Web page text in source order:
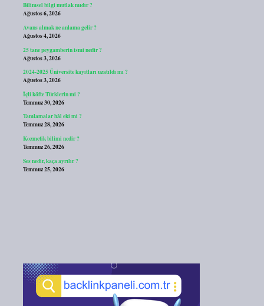
Bilimsel bilgi mutlak mıdır ?
Ağustos 6, 2026
Avans almak ne anlama gelir ?
Ağustos 4, 2026
25 tane peygamberin ismi nedir ?
Ağustos 3, 2026
2024-2025 Üniversite kayıtları uzatıldı mı ?
Ağustos 3, 2026
İçli köfte Türklerin mi ?
Temmuz 30, 2026
Tamlamalar hâl eki mi ?
Temmuz 28, 2026
Kozmetik bilimi nedir ?
Temmuz 26, 2026
Ses nedir, kaça ayrılır ?
Temmuz 25, 2026